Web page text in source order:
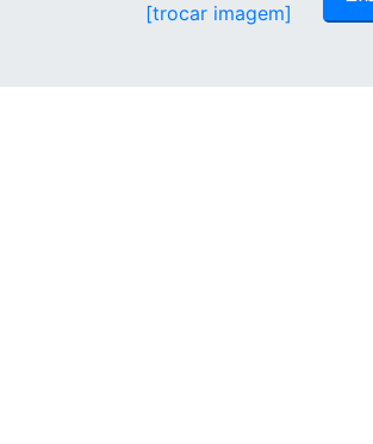
[trocar imagem]